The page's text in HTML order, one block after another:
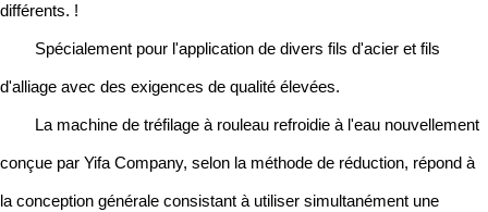
différents. !
Spécialement pour l'application de divers fils d'acier et fils
d'alliage avec des exigences de qualité élevées.
La machine de tréfilage à rouleau refroidie à l'eau nouvellement
conçue par Yifa Company, selon la méthode de réduction, répond à
la conception générale consistant à utiliser simultanément une